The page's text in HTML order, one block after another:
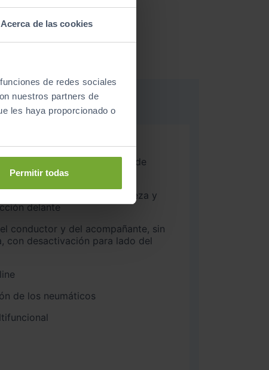
Acerca de las cookies
de redes sociales
nuestros partners de
les haya proporcionado o
Permitir todas
Entry”, sin cierre de
con airbag para la cabeza y
delante
conductor y del acompañante, sin
con desactivación para lado del
de los neumáticos